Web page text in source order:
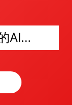
腾讯阿里京东财报里的AI赌注